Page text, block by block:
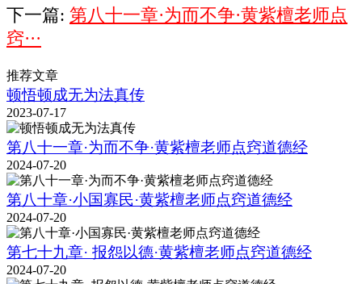
下一篇: 第八十一章·为而不争·黄紫檀老师点
窍···
推荐文章
顿悟顿成无为法真传
2023-07-17
第八十一章·为而不争·黄紫檀老师点窍道德经
2024-07-20
第八十章·小国寡民·黄紫檀老师点窍道德经
2024-07-20
第七十九章· 报怨以德·黄紫檀老师点窍道德经
2024-07-20